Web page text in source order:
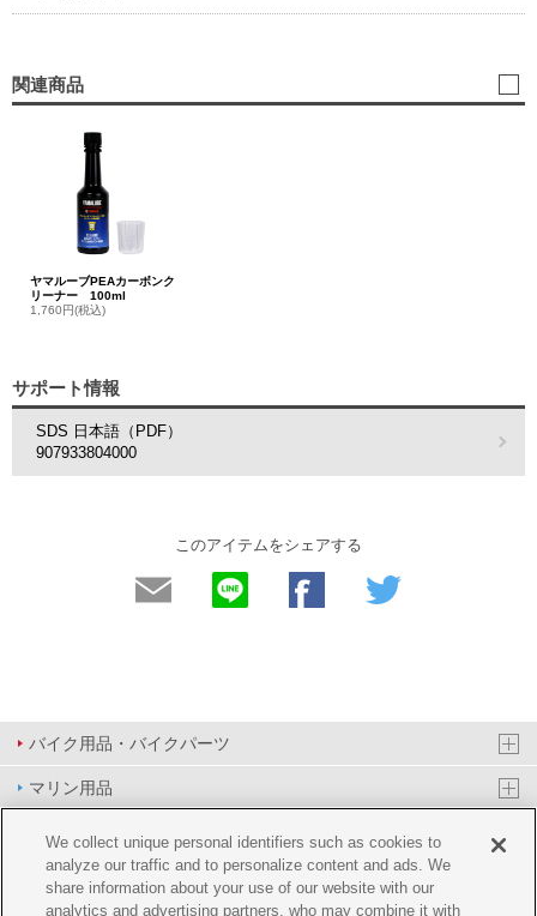
関連商品
ヤマルーブPEAカーボンク
リーナー 100ml
1,760円(税込)
サポート情報
SDS 日本語（PDF）
907933804000
このアイテムをシェアする
バイク用品・バイクパーツ
マリン用品
PAS/YPJ用品
その他用品
We collect unique personal identifiers such as cookies to
analyze our traffic and to personalize content and ads. We
share information about your use of our website with our
analytics and advertising partners, who may combine it with